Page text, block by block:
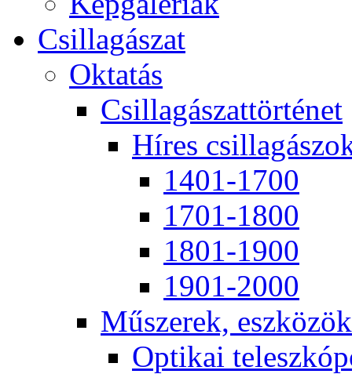
Csil­la­gá­szat
Ok­ta­tás
Csil­la­gá­szat­tör­té­net
Hí­res
1401-1700
1701-1800
1801-1900
1901-2000
Mű­sze­rek, esz­kö­zök
Op­ti­kai